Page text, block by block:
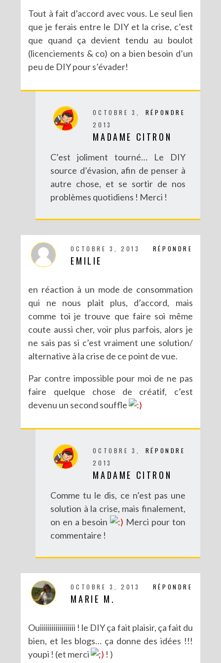
Tout à fait d’accord avec vous. Le seul lien
que je ferais entre le DIY et la crise, c’est
que quand ça devient tendu au boulot
(licenciements & co) on a bien besoin d’un
peu de DIY pour s’évader!
RÉPONDRE
OCTOBRE 3,
2013
MADAME CITRON
C’est joliment tourné… Le DIY
source d’évasion, afin de penser à
autre chose, et se sortir de nos
problèmes quotidiens ! Merci !
RÉPONDRE
OCTOBRE 3, 2013
EMILIE
en réaction à un mode de consommation
qui ne nous plait plus, d’accord, mais
comme toi je trouve que faire soi même
coute aussi cher, voir plus parfois, alors je
ne sais pas si c’est vraiment une solution/
alternative à la crise de ce point de vue.
Par contre impossible pour moi de ne pas
faire quelque chose de créatif, c’est
devenu un second souffle
RÉPONDRE
OCTOBRE 3,
2013
MADAME CITRON
Comme tu le dis, ce n’est pas une
solution à la crise, mais finalement,
on en a besoin
Merci pour ton
commentaire !
RÉPONDRE
OCTOBRE 3, 2013
MARIE M.
Ouiiiiiiiiiiiiiiiiii ! le DIY ça fait plaisir, ça fait du
bien, et les blogs… ça donne des idées !!!
youpi ! (et merci
! )